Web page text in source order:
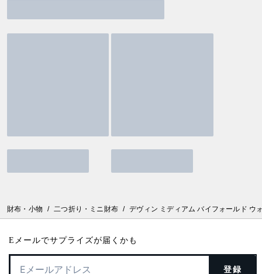
財布・小物 / 二つ折り・ミニ財布 / デヴィン ミディアム バイフォールド ウ
Eメールでサプライズが届くかも
登録